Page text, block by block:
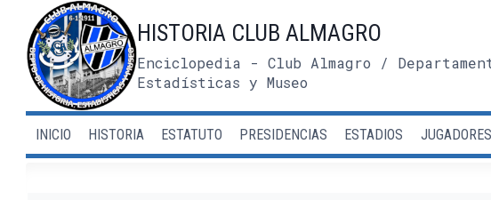
contenido
HISTORIA CLUB ALMAGRO
Enciclopedia - Club Almagro /
Estadísticas y Museo
INICIO HISTORIA ESTATUTO PRESIDENCIAS ESTADIOS JUGADORES